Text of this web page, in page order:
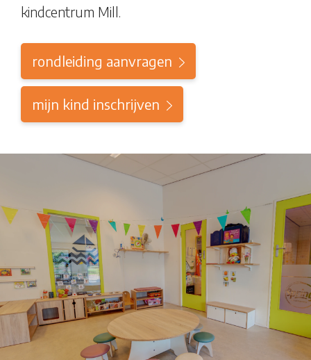
kindcentrum Mill.
rondleiding aanvragen
mijn kind inschrijven